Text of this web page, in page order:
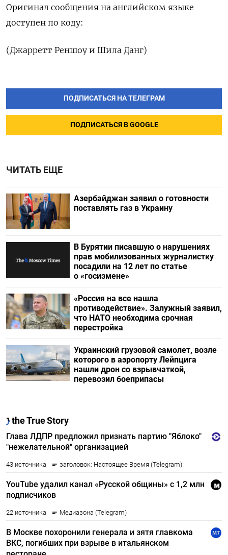
Оригинал сообщения ⁠на английском языке
доступен по коду:
(Джарретт Реншоу и Шила Данг)
ПОДПИСАТЬСЯ НА ТЕЛЕГРАМ
ПОДПИСАТЬСЯ В GOOGLE
ЧИТАТЬ ЕЩЕ
Азербайджан заявил о готовности
поставлять газ в Украину
В Бурятии писавшую о нарушениях
прав мобилизованных журналистку
посадили на 12 лет по статье
о «госизмене»
«Россия на все нашла
противодействие». Залужный заявил,
что НАТО необходима срочная
перестройка
Украинский грузовой самолет, возле
которого в аэропорту Лейпцига
нашли дрон со взрывчаткой,
перевозил боеприпасы